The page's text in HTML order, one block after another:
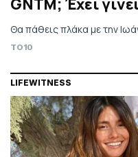
Θα πάθεις πλάκα με την
TO10
LIFEWITNESS